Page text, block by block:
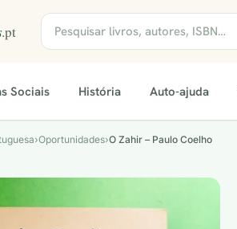
Sociais História Auto-ajuda
›O Zahir – Paulo Coelho